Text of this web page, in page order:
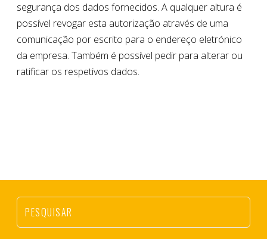
segurança dos dados fornecidos. A qualquer altura é
possível revogar esta autorização através de uma
comunicação por escrito para o endereço eletrónico
da empresa. Também é possível pedir para alterar ou
ratificar os respetivos dados.